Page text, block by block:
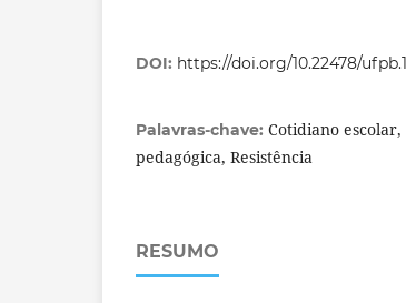
DOI: https://doi.org/10.22478/
Palavras-chave: Cotidiano
pedagógica, Resistência
RESUMO